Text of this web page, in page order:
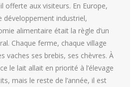
offerte aux visiteurs. En Europe,
développement industriel,
alimentaire était la règle d’un
Chaque ferme, chaque village
vaches ses brebis, ses chèvres. À
le lait allait en priorité à l’élevage
mais le reste de l’année, il est